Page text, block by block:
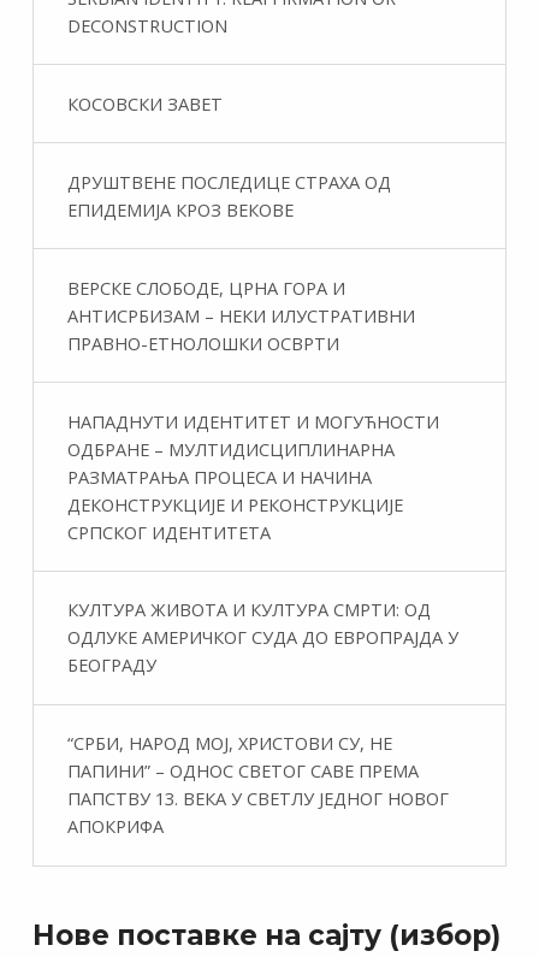
DECONSTRUCTION
КОСОВСКИ ЗАВЕТ
ДРУШТВЕНЕ ПОСЛЕДИЦЕ СТРАХА ОД
ЕПИДЕМИЈА КРОЗ ВЕКОВЕ
ВЕРСКЕ СЛОБОДЕ, ЦРНА ГОРА И
АНТИСРБИЗАМ – НЕКИ ИЛУСТРАТИВНИ
ПРАВНО-ЕТНОЛОШКИ ОСВРТИ
НАПАДНУТИ ИДЕНТИТЕТ И МОГУЋНОСТИ
ОДБРАНЕ – МУЛТИДИСЦИПЛИНАРНА
РАЗМАТРАЊА ПРОЦЕСА И НАЧИНА
ДЕКОНСТРУКЦИЈЕ И РЕКОНСТРУКЦИЈЕ
СРПСКОГ ИДЕНТИТЕТА
КУЛТУРА ЖИВОТА И КУЛТУРА СМРТИ: ОД
ОДЛУКЕ АМЕРИЧКОГ СУДА ДО ЕВРОПРАЈДА У
БЕОГРАДУ
“СРБИ, НАРОД МОЈ, ХРИСТОВИ СУ, НЕ
ПАПИНИ” – ОДНОС СВЕТОГ САВЕ ПРЕМА
ПАПСТВУ 13. ВЕКА У СВЕТЛУ ЈЕДНОГ НОВОГ
АПОКРИФА
Нове поставке на сајту (избор)